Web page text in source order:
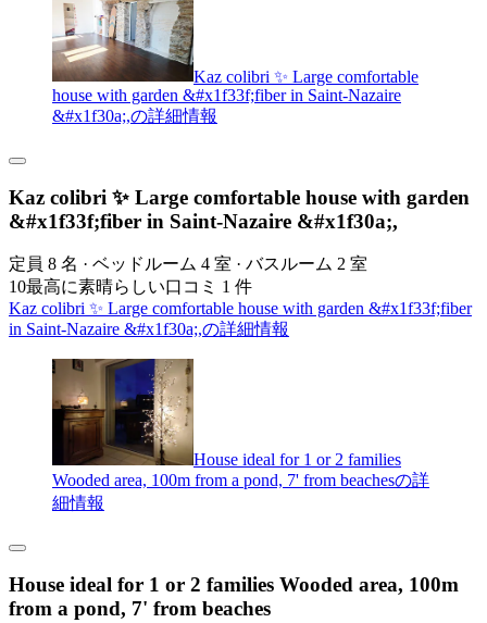
Kaz colibri ✨ Large comfortable
house with garden &#x1f33f;fiber in Saint-Nazaire
&#x1f30a;,の詳細情報
Kaz colibri ✨ Large comfortable house with garden
&#x1f33f;fiber in Saint-Nazaire &#x1f30a;,
定員 8 名 · ベッドルーム 4 室 · バスルーム 2 室
10最高に素晴らしい 口コミ 1 件
Kaz colibri ✨ Large comfortable house with garden &#x1f33f;fiber
in Saint-Nazaire &#x1f30a;,の詳細情報
House ideal for 1 or 2 families
Wooded area, 100m from a pond, 7' from beachesの詳
細情報
House ideal for 1 or 2 families Wooded area, 100m
from a pond, 7' from beaches